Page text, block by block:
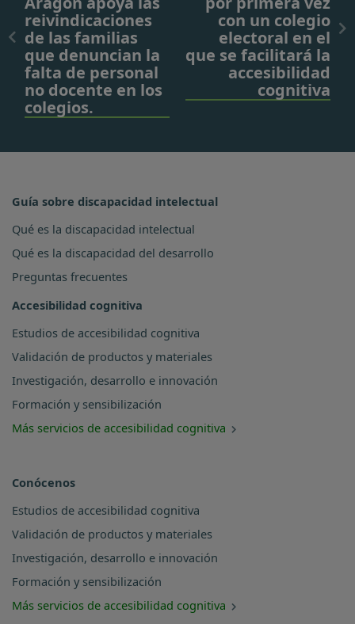
reivindicaciones
de las familias
que denuncian la
falta de personal
no docente en los
colegios.
con un colegio
electoral en el
que se facilitará la
accesibilidad
cognitiva
Guía sobre discapacidad intelectual
Qué es la discapacidad intelectual
Qué es la discapacidad del desarrollo
Preguntas frecuentes
Accesibilidad cognitiva
Estudios de accesibilidad cognitiva
Validación de productos y materiales
Investigación, desarrollo e innovación
Formación y sensibilización
Más servicios de accesibilidad cognitiva
Conócenos
Estudios de accesibilidad cognitiva
Validación de productos y materiales
Investigación, desarrollo e innovación
Formación y sensibilización
Más servicios de accesibilidad cognitiva